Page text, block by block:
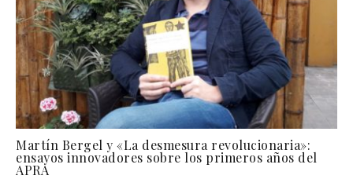
Martín Bergel y «La desmesura revolucionaria»:
ensayos innovadores sobre los primeros años del
APRA